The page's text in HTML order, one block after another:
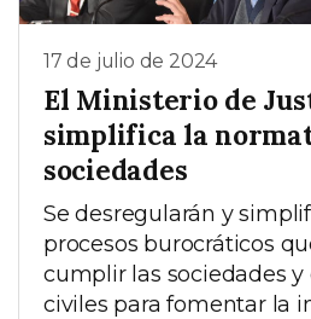
17 de julio de 2024
El Ministerio de
simplifica la
sociedades
Se desregularán y
procesos burocráticos
cumplir las sociedades
civiles para fomentar la